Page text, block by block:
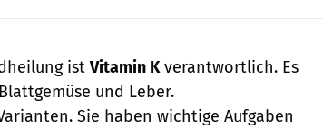
istVitamin Kverantwortlich. Es
und Leber.
Sie haben wichtige Aufgaben